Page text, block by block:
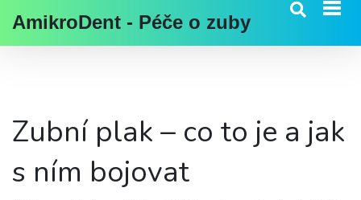
AmikroDent - Péče o zuby
Zubní plak – co to je a jak
s ním bojovat